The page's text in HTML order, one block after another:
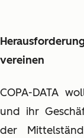
vereinen
COPA-DATA
und ihr
der